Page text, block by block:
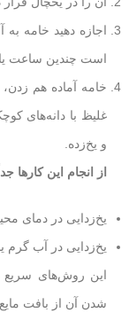
اجازه دهید خامه
است چندین ساعت
خامه آماده هم
غلیظ با دانه‌های
و یخ‌زده.
از انجام این کارها
یخ‌زدایی در دمای
یخ‌زدایی در آب گرم
این روش‌های سریع
شدن آن از بافت